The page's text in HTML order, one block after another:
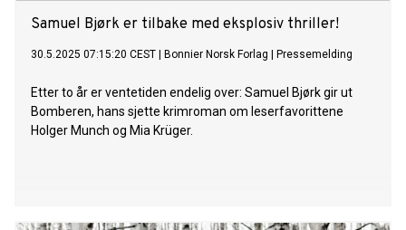
Samuel Bjørk er tilbake med eksplosiv thriller!
30.5.2025 07:15:20 CEST Bonnier Norsk Forlag Pressemelding
Etter to år er ventetiden endelig over: Samuel Bjørk gir ut
Bomberen, hans sjette krimroman om leserfavorittene
Holger Munch og Mia Krüger.